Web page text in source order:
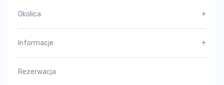
Okolica +
Informacje +
Rezerwacja